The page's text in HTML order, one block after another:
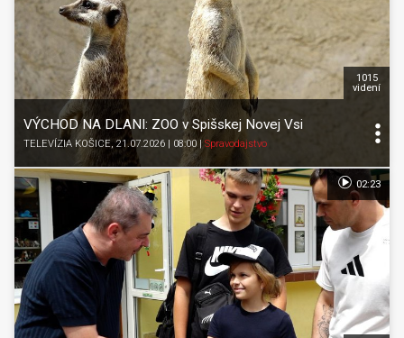
VÝCHOD NA DLANI: ZOO v Spišskej Novej Vsi
TELEVÍZIA KOŠICE, 21.07.2026 | 08:00 | Spravodajstvo
1015
videní
02:23